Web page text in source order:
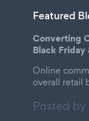
Featured
Converting
Black
Online
overall retail
Posted by